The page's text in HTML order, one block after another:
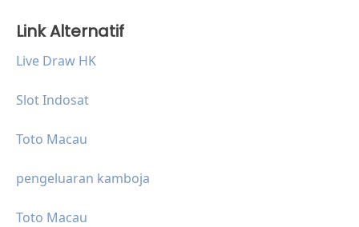
Link Alternatif
Live Draw HK
Slot Indosat
Toto Macau
pengeluaran kamboja
Toto Macau